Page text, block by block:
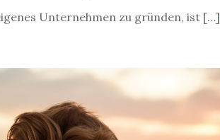
Unternehmen zu gründen, ist […]